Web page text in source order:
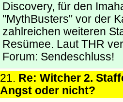
Discovery, für den
"MythBusters" vor der
zahlreichen weiteren
Resümee. Laut THR
Forum: Sendeschluss!
21. Re: Witcher 2.
Angst oder nicht?